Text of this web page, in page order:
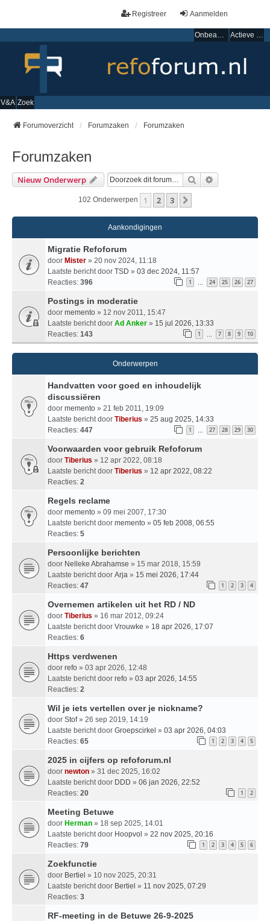
Aanmelden
Registreer
Onbeantwoorde onderwerpen Actieve onderwerpen
V&A Zoek
Forumoverzicht Forumzaken Forumzaken
Forumzaken
Nieuw Onderwerp Zoek
102 Onderwerpen 1 2 3
Aankondigingen
Migratie Refoforum
door Mister » 20 nov 2024, 11:18
Laatste bericht door TSD » 03 dec 2024, 11:57
Reacties: 396 1 … 24 25 26 27
Postings in moderatie
door memento » 12 nov 2011, 15:47
Laatste bericht door Ad Anker » 15 jul 2026, 13:33
Reacties: 143 1 … 7 8 9 10
Onderwerpen
Handvatten voor goed en inhoudelijk
discussiëren
door memento » 21 feb 2011, 19:09
Laatste bericht door Tiberius » 25 aug 2025, 14:33
Reacties: 447 1 … 27 28 29 30
Voorwaarden voor gebruik Refoforum
door Tiberius » 12 apr 2022, 08:18
Laatste bericht door Tiberius » 12 apr 2022, 08:22
Reacties: 2
Regels reclame
door memento » 09 mei 2007, 17:30
Laatste bericht door memento » 05 feb 2008, 06:55
Reacties: 5
Persoonlijke berichten
door Nelleke Abrahamse » 15 mar 2018, 15:59
Laatste bericht door Arja » 15 mei 2026, 17:44
Reacties: 47 1 2 3 4
Overnemen artikelen uit het RD / ND
door Tiberius » 16 mar 2012, 09:24
Laatste bericht door Vrouwke » 18 apr 2026, 17:07
Reacties: 6
Https verdwenen
door refo » 03 apr 2026, 12:48
Laatste bericht door refo » 03 apr 2026, 14:55
Reacties: 2
Wil je iets vertellen over je nickname?
door Stof» 26 sep 2019, 14:19
Laatste bericht door Groepscirkel » 03 apr 2026, 04:03
Reacties: 65 1 2 3 4 5
2025 in cijfers op refoforum.nl
door newton » 31 dec 2025, 16:02
Laatste bericht door DDD » 06 jan 2026, 22:52
Reacties: 20 1 2
Meeting Betuwe
door Herman » 18 sep 2025, 14:01
Laatste bericht door Hoopvol » 22 nov 2025, 20:16
Reacties: 79 1 2 3 4 5 6
Zoekfunctie
door Bertiel » 10 nov 2025, 20:31
Laatste bericht door Bertiel » 11 nov 2025, 07:29
Reacties: 3
RF-meeting in de Betuwe 26-9-2025